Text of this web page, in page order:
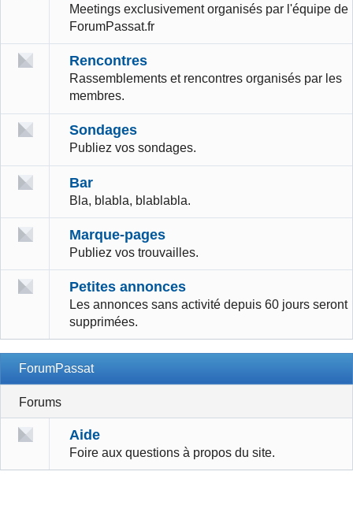
Meetings exclusivement organisés par l'équipe de
ForumPassat.fr
Rencontres
Rassemblements et rencontres organisés par les
membres.
Sondages
Publiez vos sondages.
Bar
Bla, blabla, blablabla.
Marque-pages
Publiez vos trouvailles.
Petites annonces
Les annonces sans activité depuis 60 jours seront
supprimées.
ForumPassat
Forums
Aide
Foire aux questions à propos du site.